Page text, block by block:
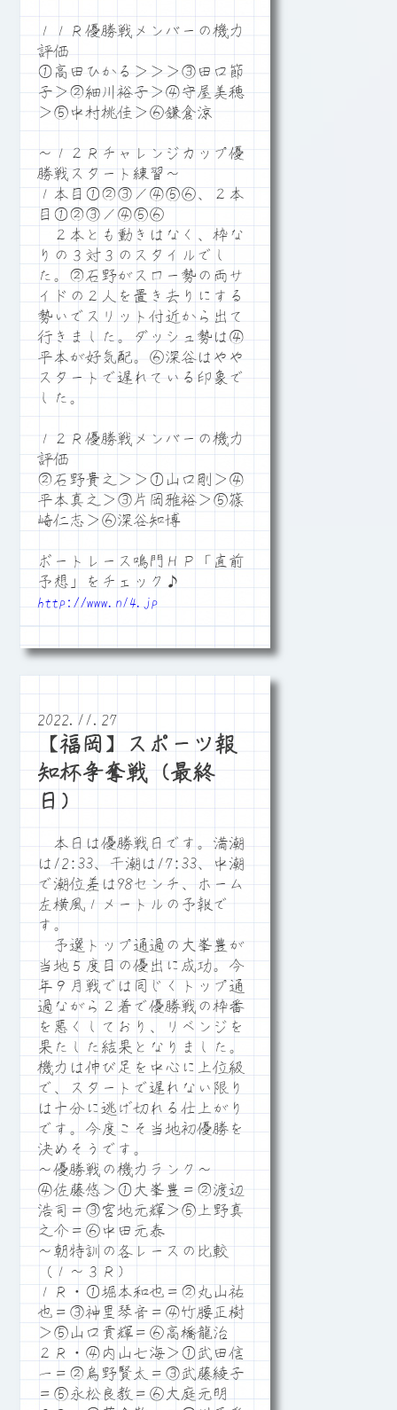
１１Ｒ優勝戦メンバーの機力
評価
①高田ひかる＞＞＞③田口節
子＞②細川裕子＞④守屋美穂
＞⑤中村桃佳＞⑥鎌倉涼
～１２Ｒチャレンジカップ優
勝戦スタート練習～
１本目①②③／④⑤⑥、２本
目①②③／④⑤⑥
２本とも動きはなく、枠な
りの３対３のスタイルでし
た。②石野がスロー勢の両サ
イドの２人を置き去りにする
勢いでスリット付近から出て
行きました。ダッシュ勢は④
平本が好気配。⑥深谷はやや
スタートで遅れている印象で
した。
１２Ｒ優勝戦メンバーの機力
評価
②石野貴之＞＞①山口剛＞④
平本真之＞③片岡雅裕＞⑤篠
崎仁志＞⑥深谷知博
ボートレース鳴門ＨＰ「直前
予想」をチェック♪
http://www.n14.jp
2022.11.27
【福岡】スポーツ報
知杯争奪戦（最終
日）
本日は優勝戦日です。満潮
は12:33、干潮は17:33、中潮
で潮位差は98センチ、ホーム
左横風１メートルの予報で
す。
予選トップ通過の大峯豊が
当地５度目の優出に成功。今
年９月戦では同じくトップ通
過ながら２着で優勝戦の枠番
を悪くしており、リベンジを
果たした結果となりました。
機力は伸び足を中心に上位級
で、スタートで遅れない限り
は十分に逃げ切れる仕上がり
です。今度こそ当地初優勝を
決めそうです。
～優勝戦の機力ランク～
④佐藤悠＞①大峯豊＝②渡辺
浩司＝③宮地元輝＞⑤上野真
之介＝⑥中田元泰
～朝特訓の各レースの比較
（１～３Ｒ）
１Ｒ・①堀本和也＝②丸山祐
也＝③神里琴音＝④竹腰正樹
＞⑤山口貢輝＝⑥高橋龍治
２Ｒ・④内山七海＞①武田信
一＝②烏野賢太＝③武藤綾子
＝⑤永松良教＝⑥大庭元明